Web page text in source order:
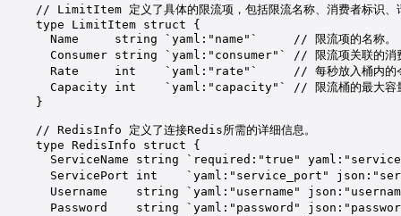
// LimitItem 定义了具体的限流项，包括限流名称、消费者标识、
type
LimitItem struct {
Name string `yaml:"name"`
// 限流项的名称。
Consumer string `yaml:"consumer"`
// 限流项关联的消
Rate int `yaml:"rate"`
// 每秒放入桶内的
Capacity int `yaml:"capacity"`
// 限流桶的最大容
}
// RedisInfo 定义了连接Redis所需的详细信息。
type RedisInfo struct {
ServiceName string
`required:"true"
ServicePort int
`yaml:"service_port"
Username string
`yaml:"username"
Password string
`yaml:"password"